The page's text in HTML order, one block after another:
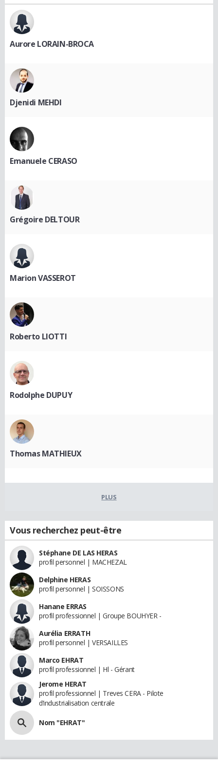
Aurore LORAIN-BROCA
Djenidi MEHDI
Emanuele CERASO
Grégoire DELTOUR
Marion VASSEROT
Roberto LIOTTI
Rodolphe DUPUY
Thomas MATHIEUX
PLUS
Vous recherchez peut-être
Stéphane DE LAS HERAS
profil personnel | MACHEZAL
Delphine HERAS
profil personnel | SOISSONS
Hanane ERRAS
profil professionnel | Groupe BOUHYER -
Aurélia ERRATH
profil personnel | VERSAILLES
Marco EHRAT
profil professionnel | Hl - Gérant
Jerome HERAT
profil professionnel | Treves CERA - Pilote
d’industrialisation centrale
Nom "EHRAT"